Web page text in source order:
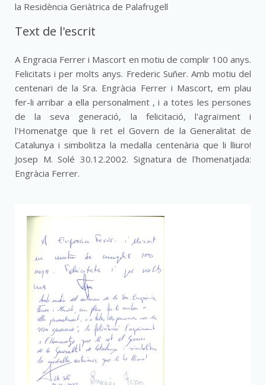
la Residència Geriàtrica de Palafrugell
Text de l'escrit
A Engracia Ferrer i Mascort en motiu de complir 100 anys.
Felicitats i per molts anys. Frederic Suñer. Amb motiu del
centenari de la Sra. Engràcia Ferrer i Mascort, em plau
fer-li arribar a ella personalment , i a totes les persones
de la seva generació, la felicitació, l'agraïment i
l'Homenatge que li ret el Govern de la Generalitat de
Catalunya i simbolitza la medalla centenària que li lliuro!
Josep M. Solé 30.12.2002. Signatura de l'homenatjada:
Engràcia Ferrer.